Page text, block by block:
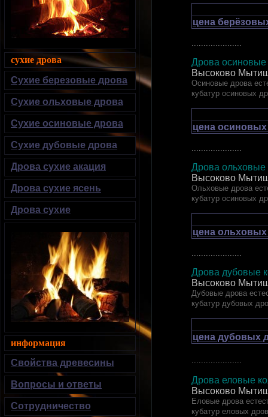
цена
Дрова осиновые
Высоково
Осиновые дрова
кубатур осиновых
цена
Дрова ольховые
Высоково
Ольховые дрова
кубатур осиновых
цена
Дрова
Высоково
Дубовые дрова
кубатур дубовых
цена дубовых
Дрова еловые
Высоково
Еловые дрова
кубатур еловых
сухие дрова
Сухие березовые дрова
Сухие ольховые дрова
Сухие осиновые дрова
Сухие дубовые дрова
Дрова сухие акация
Дрова сухие ясень
Дрова сухие
информация
Свойства древесины
Вопросы и ответы
Сотрудничество